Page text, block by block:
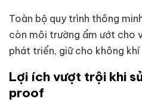
Toàn bộ quy trình thông
còn môi trường ẩm ướt cho
phát triển, giữ cho không
Lợi ích vượt trội khi
proof